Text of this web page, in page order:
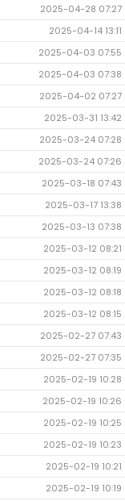
2025-04-28 07:27
2025-04-14 13:11
2025-04-03 07:55
2025-04-03 07:38
2025-04-02 07:27
2025-03-31 13:42
2025-03-24 07:28
2025-03-24 07:26
2025-03-18 07:43
2025-03-17 13:38
2025-03-13 07:38
2025-03-12 08:21
2025-03-12 08:19
2025-03-12 08:18
2025-03-12 08:15
2025-02-27 07:43
2025-02-27 07:35
2025-02-19 10:28
2025-02-19 10:26
2025-02-19 10:25
2025-02-19 10:23
2025-02-19 10:21
2025-02-19 10:19